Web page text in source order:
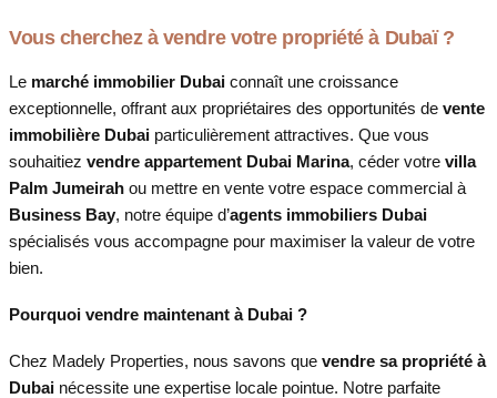
Vous cherchez à vendre votre propriété à Dubaï ?
Le marché immobilier Dubai connaît une croissance
exceptionnelle, offrant aux propriétaires des opportunités de vente
immobilière Dubai particulièrement attractives. Que vous
souhaitiez vendre appartement Dubai Marina, céder votre villa
Palm Jumeirah ou mettre en vente votre espace commercial à
Business Bay, notre équipe d’agents immobiliers Dubai
spécialisés vous accompagne pour maximiser la valeur de votre
bien.
Pourquoi vendre maintenant à Dubai ?
Chez Madely Properties, nous savons que vendre sa propriété à
Dubai nécessite une expertise locale pointue. Notre parfaite